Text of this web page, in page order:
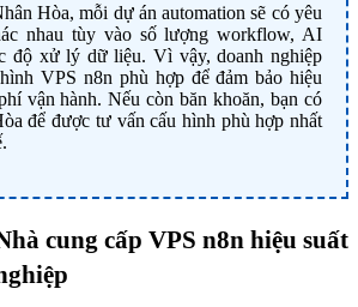
Hòa, mỗi dự án automation sẽ có yêu
nhau tùy vào số lượng workflow, AI
độ xử lý dữ liệu. Vì vậy, doanh nghiệp
VPS n8n phù hợp để đảm bảo hiệu
vận hành. Nếu còn băn khoăn, bạn có
để được tư vấn cấu hình phù hợp nhất
cung cấp VPS n8n hiệu suất